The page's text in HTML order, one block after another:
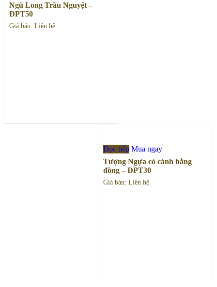
Ngũ Long Trầu Nguyệt –
ĐPT50
Giá bán: Liên hệ
Đọc tiếp Mua ngay
Tượng Ngựa có cánh bằng
đồng – ĐPT30
Giá bán: Liên hệ